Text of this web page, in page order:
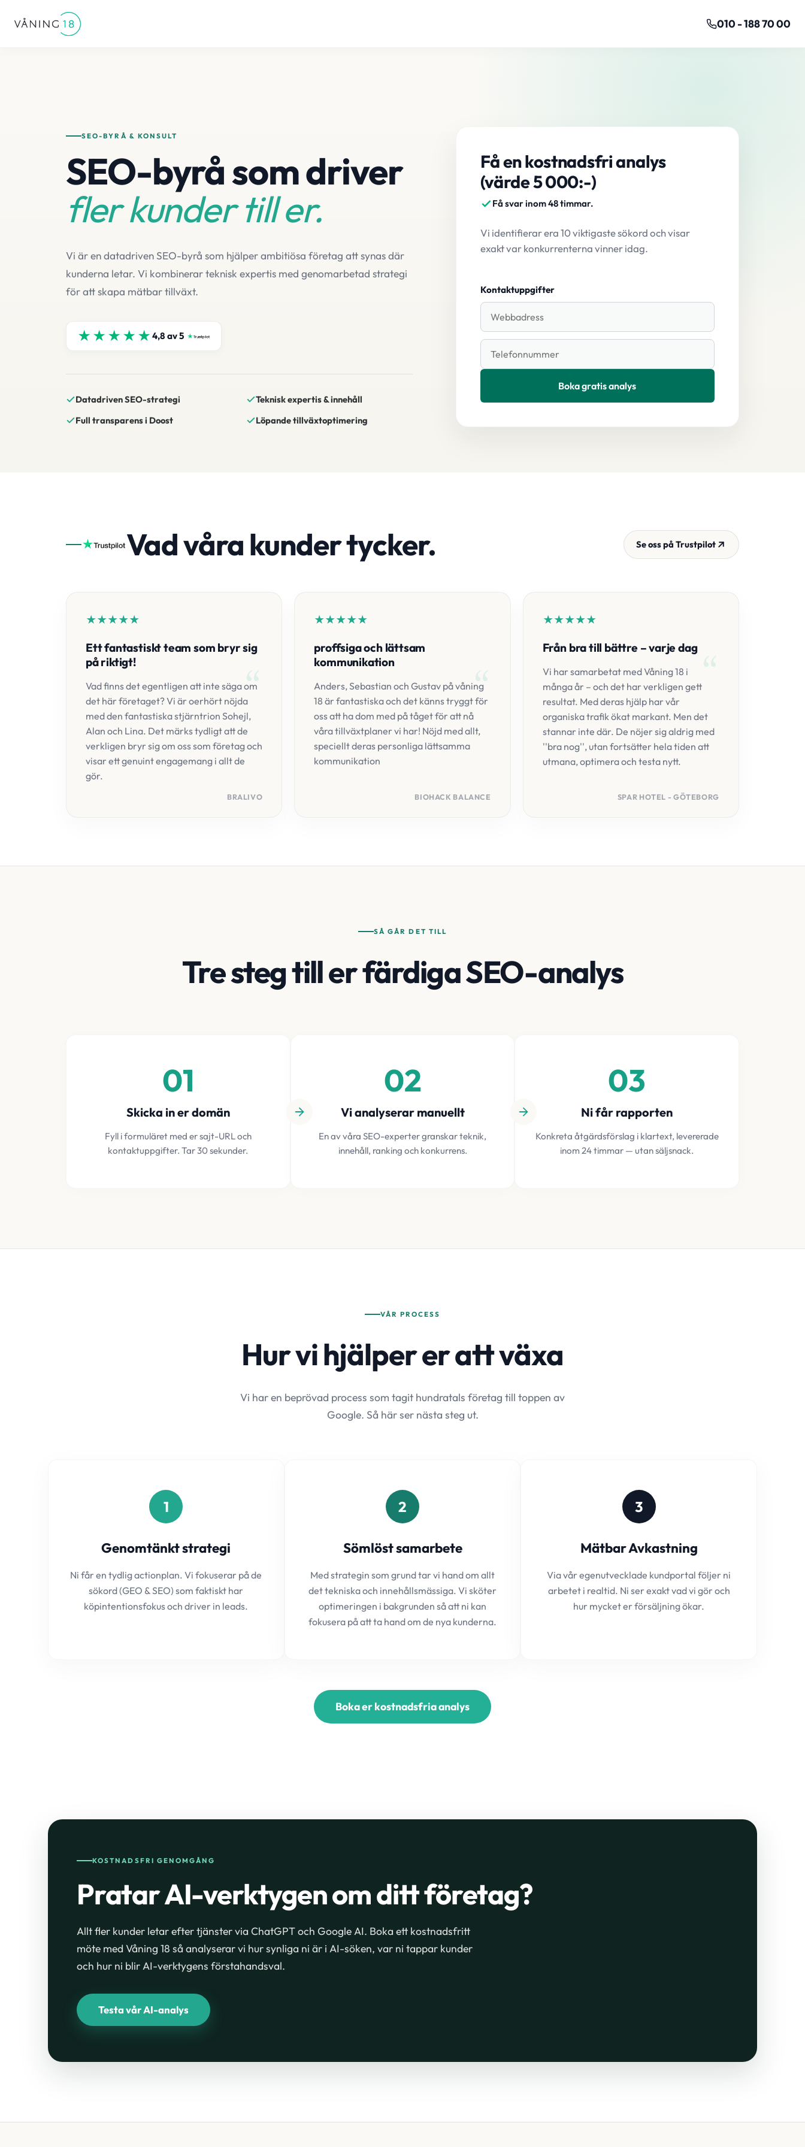
010 - 188 70 00
SEO-BYRÅ & KONSULT
SEO-byrå som driver
fler kunder till er.
Vi är en datadriven SEO-byrå som hjälper ambitiösa företag att synas där
kunderna letar. Vi kombinerar teknisk expertis med genomarbetad strategi
för att skapa mätbar tillväxt.
★★★★★ 4,8 av 5
Datadriven SEO-strategi
Teknisk expertis & innehåll
Full transparens i Doost
Löpande tillväxtoptimering
Få en kostnadsfri analys
(värde 5 000:-)
Få svar inom 48 timmar.
Vi identifierar era 10 viktigaste sökord och visar
exakt var konkurrenterna vinner idag.
Kontaktuppgifter
Boka gratis analys
Vad våra kunder tycker. Se oss på Trustpilot
★★★★★
Ett fantastiskt team som bryr sig
på riktigt!
Vad finns det egentligen att inte säga om
det här företaget? Vi är oerhört nöjda
med den fantastiska stjärntrion Sohejl,
Alan och Lina. Det märks tydligt att de
verkligen bryr sig om oss som företag och
visar ett genuint engagemang i allt de
gör.
BRALIVO
★★★★★
proffsiga och lättsam
kommunikation
Anders, Sebastian och Gustav på våning
18 är fantastiska och det känns tryggt för
oss att ha dom med på tåget för att nå
våra tillväxtplaner vi har! Nöjd med allt,
speciellt deras personliga lättsamma
kommunikation
BIOHACK BALANCE
★★★★★
Från bra till bättre – varje dag
Vi har samarbetat med Våning 18 i
många år – och det har verkligen gett
resultat. Med deras hjälp har vår
organiska trafik ökat markant. Men det
stannar inte där. De nöjer sig aldrig med
''bra nog'', utan fortsätter hela tiden att
utmana, optimera och testa nytt.
SPAR HOTEL - GÖTEBORG
SÅ GÅR DET TILL
Tre steg till er färdiga SEO-analys
01
Skicka in er domän
Fyll i formuläret med er sajt-URL och
kontaktuppgifter. Tar 30 sekunder.
02
Vi analyserar manuellt
En av våra SEO-experter granskar teknik,
innehåll, ranking och konkurrens.
03
Ni får rapporten
Konkreta åtgärdsförslag i klartext, levererade
inom 24 timmar — utan säljsnack.
VÅR PROCESS
Hur vi hjälper er att växa
Vi har en beprövad process som tagit hundratals företag till toppen av
Google. Så här ser nästa steg ut.
1
Genomtänkt strategi
Ni får en tydlig actionplan. Vi fokuserar på de
sökord (GEO & SEO) som faktiskt har
köpintentionsfokus och driver in leads.
2
Sömlöst samarbete
Med strategin som grund tar vi hand om allt
det tekniska och innehållsmässiga. Vi sköter
optimeringen i bakgrunden så att ni kan
fokusera på att ta hand om de nya kunderna.
3
Mätbar Avkastning
Via vår egenutvecklade kundportal följer ni
arbetet i realtid. Ni ser exakt vad vi gör och
hur mycket er försäljning ökar.
Boka er kostnadsfria analys
KOSTNADSFRI GENOMGÅNG
Pratar AI-verktygen om ditt företag?
Allt fler kunder letar efter tjänster via ChatGPT och Google AI. Boka ett kostnadsfritt
möte med Våning 18 så analyserar vi hur synliga ni är i AI-söken, var ni tappar kunder
och hur ni blir AI-verktygens förstahandsval.
Testa vår AI-analys